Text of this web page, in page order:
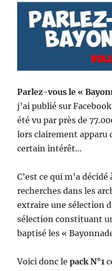
Parlez-vous le «
j’ai publié sur
été vu par près de
lors clairement apparu
certain intérêt…
C’est ce qui m’a
recherches dans les
extraire une sélection
sélection constituant
baptisé les «
Voici donc lepack N°1